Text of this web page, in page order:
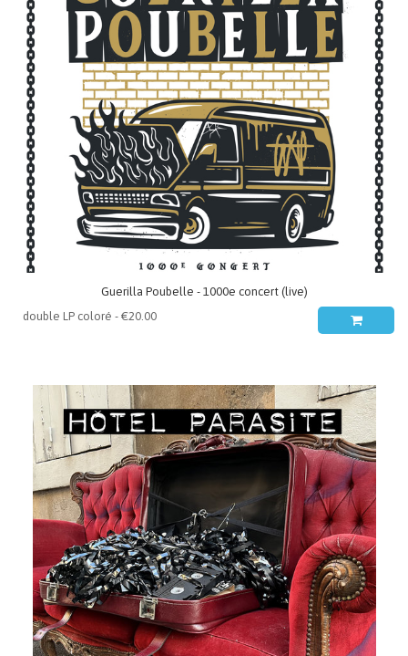
Guerilla Poubelle - 1000e concert (live)